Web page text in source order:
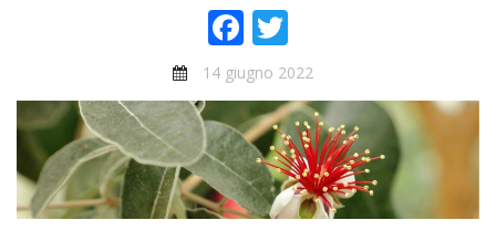
Facebook
14 giugno 2022